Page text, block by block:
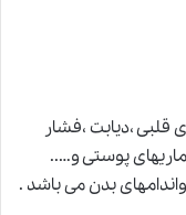
قلبی ،دیابت ،فشار
پوستی و…..
بدن می باشد .